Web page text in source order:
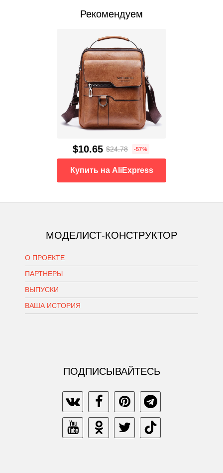
Рекомендуем
$10.65 $24.78 -57%
Купить на AliExpress
МОДЕЛИСТ-КОНСТРУКТОР
О ПРОЕКТЕ
ПАРТНЕРЫ
ВЫПУСКИ
ВАША ИСТОРИЯ
ПОДПИСЫВАЙТЕСЬ